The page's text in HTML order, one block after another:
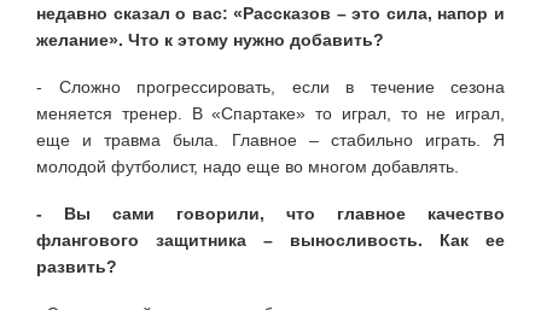
недавно сказал о вас: «Рассказов – это сила, напор и
желание». Что к этому нужно добавить?
- Сложно прогрессировать, если в течение сезона
меняется тренер. В «Спартаке» то играл, то не играл,
еще и травма была. Главное – стабильно играть. Я
молодой футболист, надо еще во многом добавлять.
- Вы сами говорили, что главное качество
флангового защитника – выносливость. Как ее
развить?